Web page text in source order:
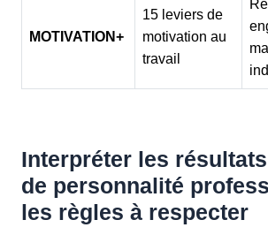
MOTIVATION+
15 leviers de
motivation au
travail
Interpréter les
de personnalité
les règles à respecter